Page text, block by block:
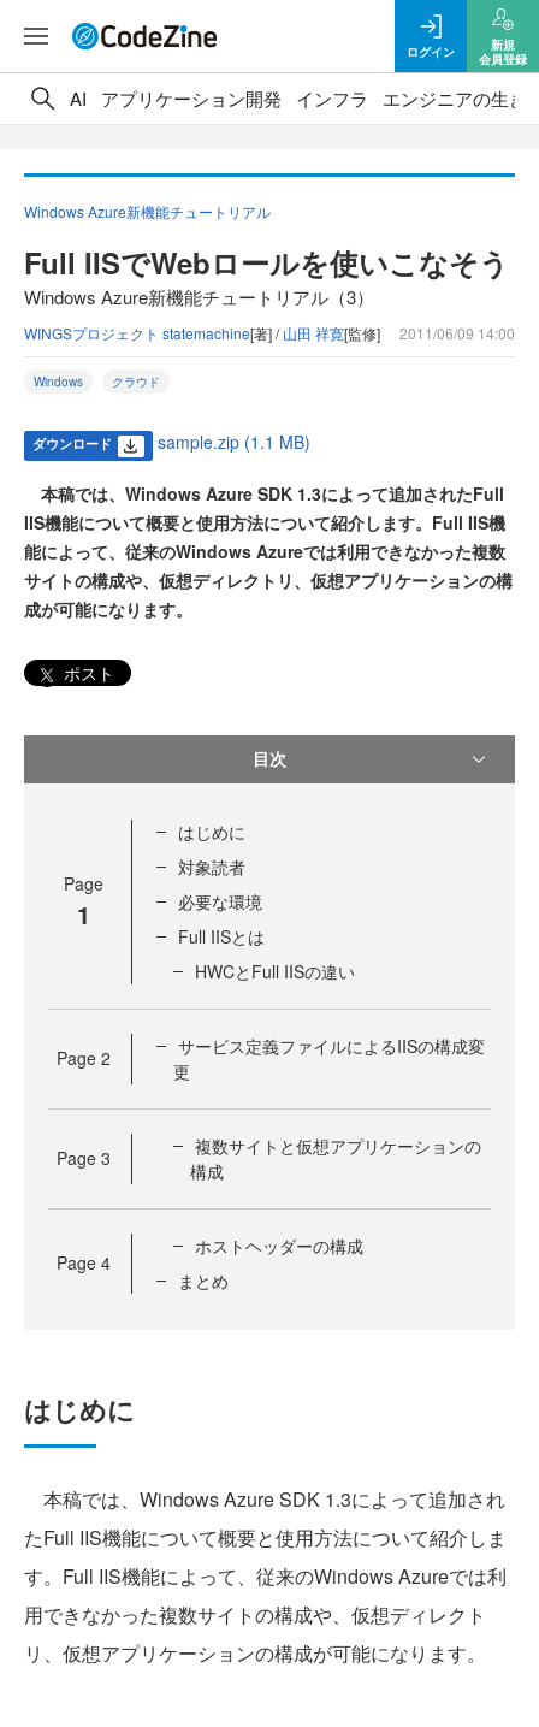
ログイン
新規
会員登録
AI アプリケーション開発 インフラ エンジニアの生き
Windows Azure新機能チュートリアル
Full IISでWebロールを使いこなそう
Windows Azure新機能チュートリアル（3）
WINGSプロジェクト statemachine[著] /山田 祥寛[監修] 2011/06/09 14:00
Windows クラウド
ダウンロード sample.zip (1.1 MB)
本稿では、Windows Azure SDK 1.3によって追加されたFull
IIS機能について概要と使用方法について紹介します。Full IIS機
能によって、従来のWindows Azureでは利用できなかった複数
サイトの構成や、仮想ディレクトリ、仮想アプリケーションの構
成が可能になります。
ポスト
目次
Page
1
はじめに
対象読者
必要な環境
Full IISとは
HWCとFull IISの違い
Page 2
サービス定義ファイルによるIISの構成変
更
Page 3
複数サイトと仮想アプリケーションの
構成
Page 4
ホストヘッダーの構成
まとめ
はじめに
本稿では、Windows Azure SDK 1.3によって追加され
たFull IIS機能について概要と使用方法について紹介しま
す。Full IIS機能によって、従来のWindows Azureでは利
用できなかった複数サイトの構成や、仮想ディレクト
リ、仮想アプリケーションの構成が可能になります。